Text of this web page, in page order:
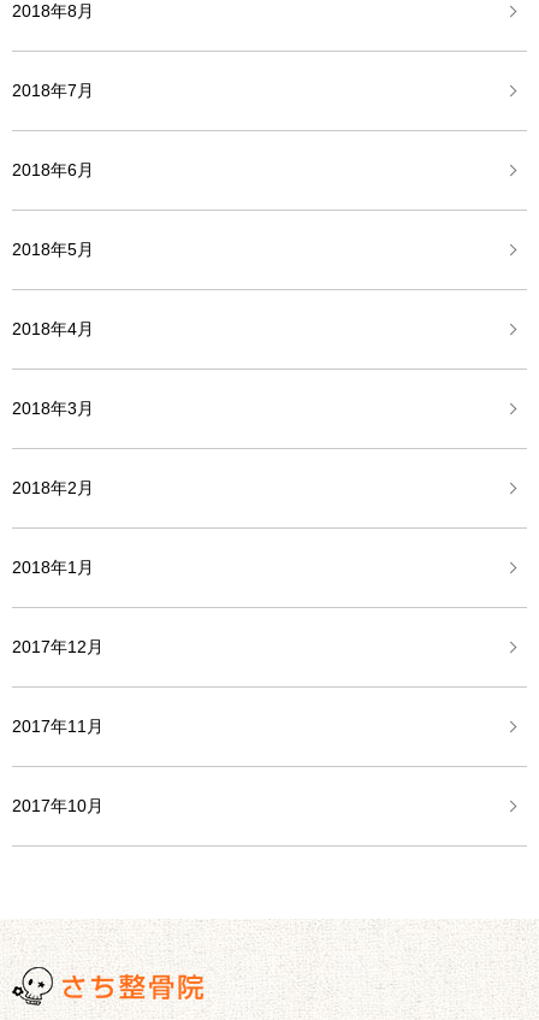
2018年8月
2018年7月
2018年6月
2018年5月
2018年4月
2018年3月
2018年2月
2018年1月
2017年12月
2017年11月
2017年10月